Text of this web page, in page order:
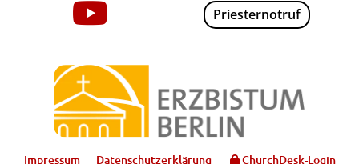
Priesternotruf
Impressum Datenschutzerklärung ChurchDesk-Login